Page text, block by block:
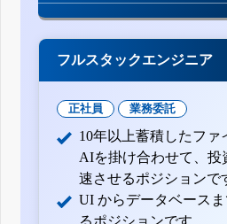
フルスタックエンジニア
正社員 業務委託
10年以上蓄積したファ
AIを掛け合わせて、投
速させるポジションで
UI からデータベース